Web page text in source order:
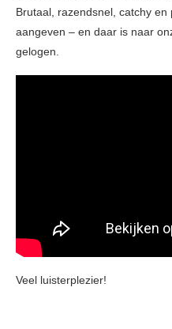
Brutaal, razendsnel, catchy
aangeven – en daar is naar
gelogen.
Veel luisterplezier!